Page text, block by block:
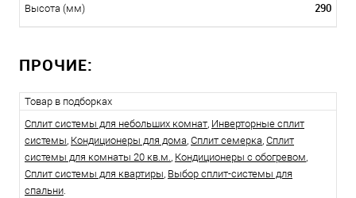
Высота (мм) 290
ПРОЧИЕ:
Товар в подборках
Сплит системы для небольших комнат, Инверторные сплит
системы, Кондиционеры для дома, Сплит семерка, Сплит
системы для комнаты 20 кв.м., Кондиционеры с обогревом,
Сплит системы для квартиры, Выбор сплит-системы для
спальни.